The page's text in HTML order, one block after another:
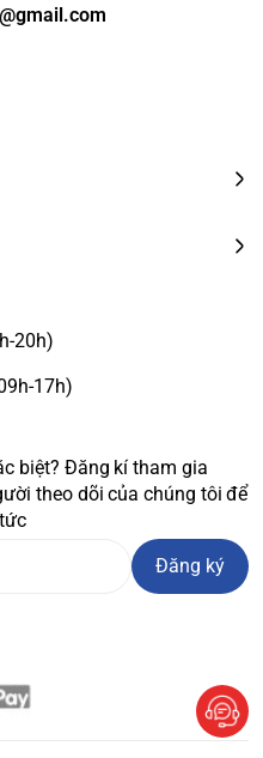
20h)
17h)
biệt? Đăng kí tham gia
theo dõi của chúng tôi để
Đăng ký